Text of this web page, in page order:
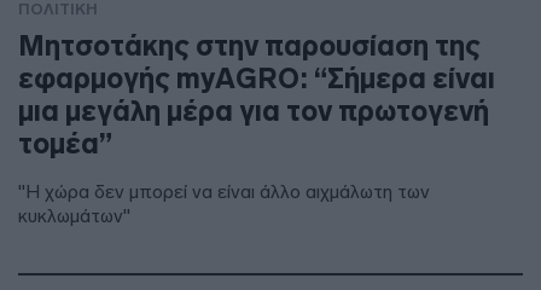
ΠΟΛΙΤΙΚΗ
Μητσοτάκης στην παρουσίαση της
εφαρμογής myAGRO: “Σήμερα είναι
μια μεγάλη μέρα για τον πρωτογενή
τομέα”
"Η χώρα δεν μπορεί να είναι άλλο αιχμάλωτη των
κυκλωμάτων"